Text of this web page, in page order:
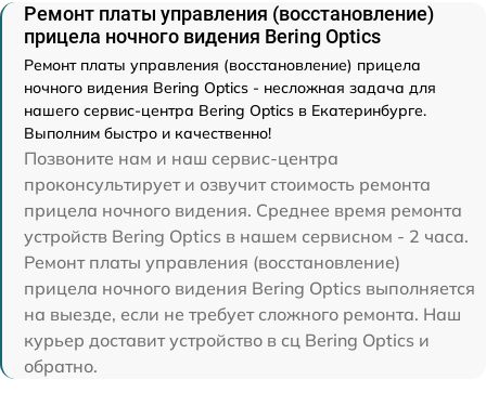
Ремонт платы управления (восстановление)
прицела ночного видения Bering Optics
Ремонт платы управления (восстановление) прицела
ночного видения Bering Optics - несложная задача для
нашего сервис-центра Bering Optics в Екатеринбурге.
Выполним быстро и качественно!
Позвоните нам и наш сервис-центра
проконсультирует и озвучит стоимость ремонта
прицела ночного видения. Среднее время ремонта
устройств Bering Optics в нашем сервисном - 2 часа.
Ремонт платы управления (восстановление)
прицела ночного видения Bering Optics выполняется
на выезде, если не требует сложного ремонта. Наш
курьер доставит устройство в сц Bering Optics и
обратно.